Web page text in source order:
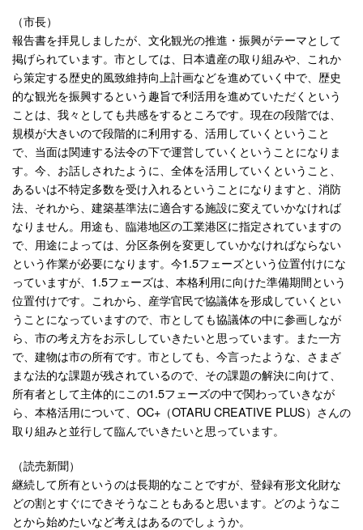
（市長）
報告書を拝見しましたが、文化観光の推進・振興がテーマとして
掲げられています。市としては、日本遺産の取り組みや、これか
ら策定する歴史的風致維持向上計画などを進めていく中で、歴史
的な観光を振興するという趣旨で利活用を進めていただくという
ことは、我々としても共感をするところです。現在の段階では、
規模が大きいので段階的に利用する、活用していくということ
で、当面は関連する法令の下で運営していくということになりま
す。今、お話しされたように、全体を活用していくということ、
あるいは不特定多数を受け入れるということになりますと、消防
法、それから、建築基準法に適合する施設に変えていかなければ
なりません。用途も、臨港地区の工業港区に指定されていますの
で、用途によっては、分区条例を変更していかなければならない
という作業が必要になります。今1.5フェーズという位置付けにな
っていますが、1.5フェーズは、本格利用に向けた準備期間という
位置付けです。これから、産学官民で協議体を形成していくとい
うことになっていますので、市としても協議体の中に参画しなが
ら、市の考え方をお示ししていきたいと思っています。また一方
で、建物は市の所有です。市としても、今言ったような、さまざ
まな法的な課題が残されているので、その課題の解決に向けて、
所有者として主体的にこの1.5フェーズの中で関わっていきなが
ら、本格活用について、OC+（OTARU CREATIVE PLUS）さんの
取り組みと並行して臨んでいきたいと思っています。
（読売新聞）
継続して所有というのは長期的なことですが、登録有形文化財な
どの割とすぐにできそうなこともあると思います。どのようなこ
とから始めたいなど考えはあるのでしょうか。